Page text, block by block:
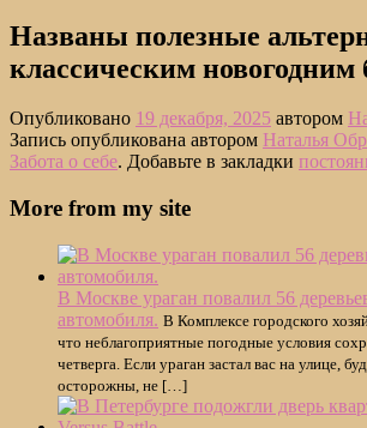
Названы полезные
классическим новогодним
Опубликовано 19 декабря, 2025 автором
Запись опубликована автором Наталья
Забота о себе. Добавьте в закладки
More from my site
В Москве ураган повалил 56
автомобиля. В Комплексе городского
что неблагоприятные погодные условия
четверга. Если ураган застал вас на улице,
осторожны, не […]